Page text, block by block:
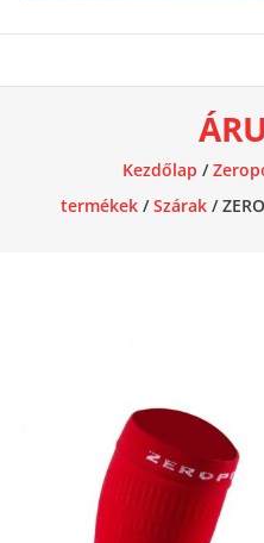
Kezdőlap /
termékek /Szárak /